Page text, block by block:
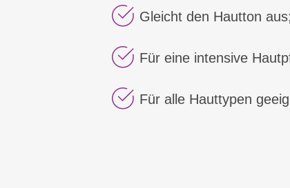
Gleicht den Hautton aus;
Für eine intensive
Für alle Hauttypen